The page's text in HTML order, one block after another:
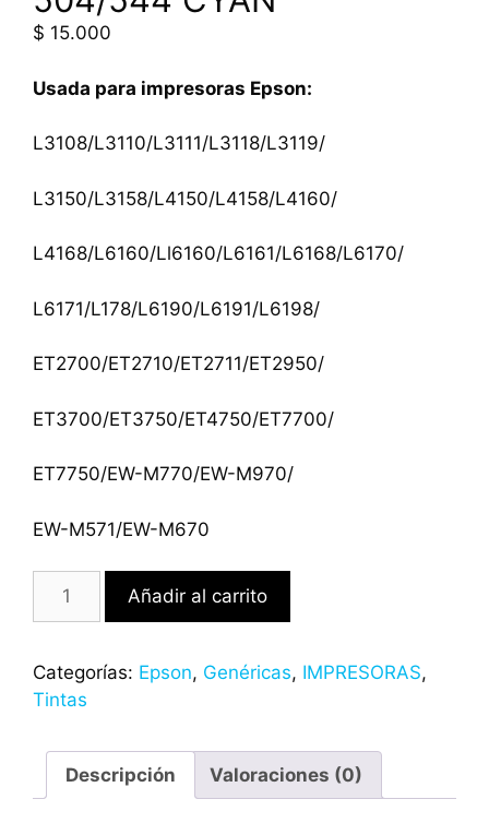
$ 15.000
Usada para impresoras Epson:
L3108/L3110/L3111/L3118/L3119/
L3150/L3158/L4150/L4158/L4160/
L4168/L6160/Ll6160/L6161/L6168/L6170/
L6171/L178/L6190/L6191/L6198/
ET2700/ET2710/ET2711/ET2950/
ET3700/ET3750/ET4750/ET7700/
ET7750/EW-M770/EW-M970/
EW-M571/EW-M670
Añadir al carrito
Categorías: Epson, Genéricas, IMPRESORAS,
Tintas
Descripción Valoraciones (0)